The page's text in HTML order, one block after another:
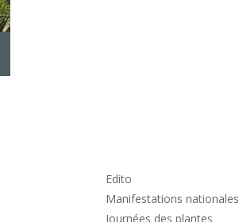
Edito
Manifestations nationales
Journées des plantes